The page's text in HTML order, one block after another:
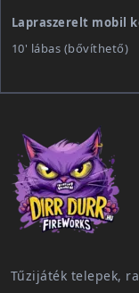
Lapraszerelt mobil
10' lábas (bővíthető)
Tűzijáték telepek,